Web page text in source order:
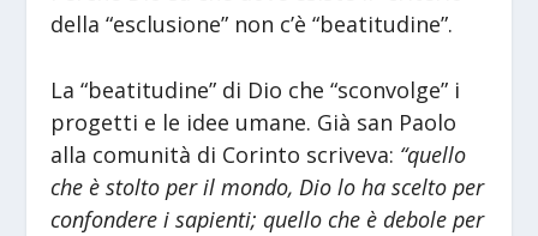
della “esclusione” non c’è “beatitudine”.
La “beatitudine” di Dio che “sconvolge” i
progetti e le idee umane. Già san Paolo
alla comunità di Corinto scriveva: “quello
che è stolto per il mondo, Dio lo ha scelto per
confondere i sapienti; quello che è debole per